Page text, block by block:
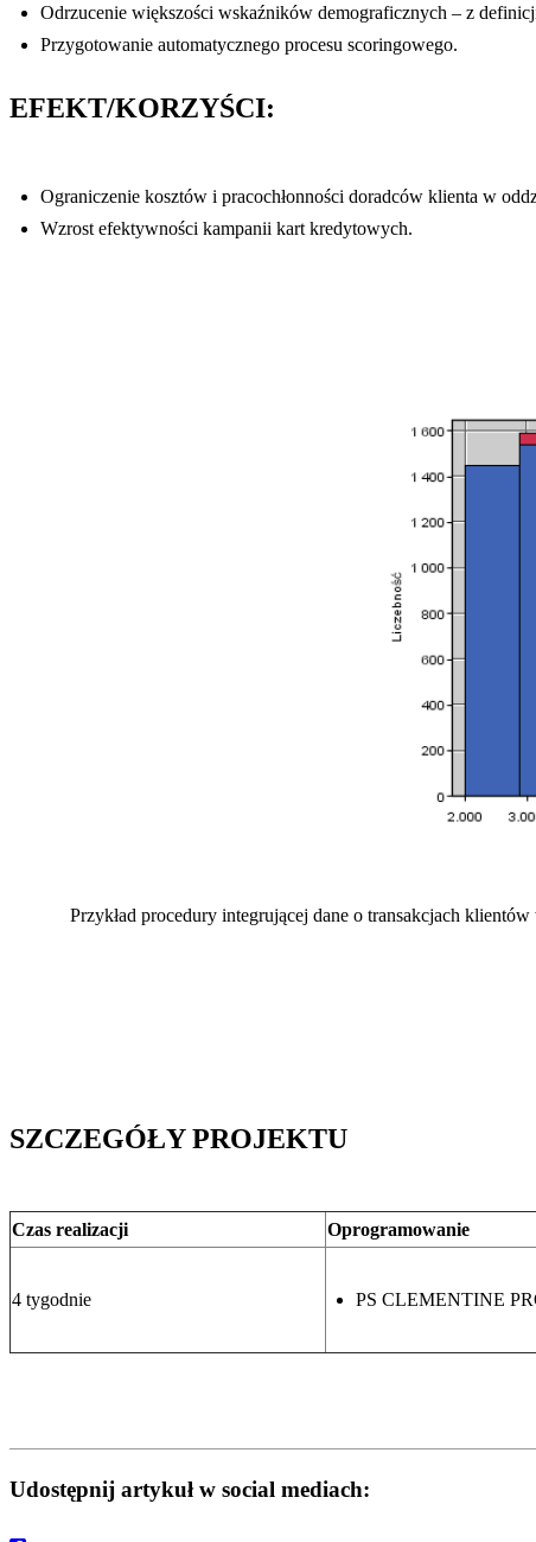
Odrzucenie większości wskaźników demograficznych – z
Przygotowanie automatycznego procesu scoringowego.
EFEKT/KORZYŚCI:
Ograniczenie kosztów i pracochłonności doradców klienta w
Wzrost efektywności kampanii kart kredytowych.
Przykład procedury integrującej dane o transakcjach
SZCZEGÓŁY PROJEKTU
Czas realizacji Oprogramowanie
4 tygodnie PS CLEMENTINE
Udostępnij artykuł w social mediach: